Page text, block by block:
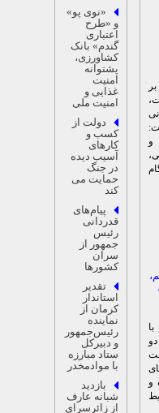
«نوی پو»
و «طرح
اعتباری
گندم» بانک
کشاورزی،
پشتوانه
امنیت
غذایی و
امنیت ملی
دولت از
کسب و
کار‌های
آسیب دیده
در جنگ
حمایت می
کند
پیام‌های
قدردانی
رئیس
جمهور از
سران
کشورها
تقدیر
استاندار
کرمان از
نماینده
رئیس‌جمهور
و دبیرکل
ستاد مبارزه
با موادمخدر
بازدید
شبانه عارف
از زائرسرای